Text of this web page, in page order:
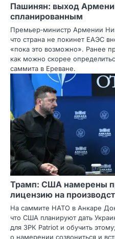
Пашинян: выход
спланированным
Премьер‑министр Армении
что страна не покинет ЕАЭС
«пока это возможно». Ранее
как можно скорее
саммита в Ереване.
Трамп: США намерены
лицензию на
На саммите НАТО в Анкаре
что США планируют дать
для ЗРК Patriot и обучить
о намерении созвониться и